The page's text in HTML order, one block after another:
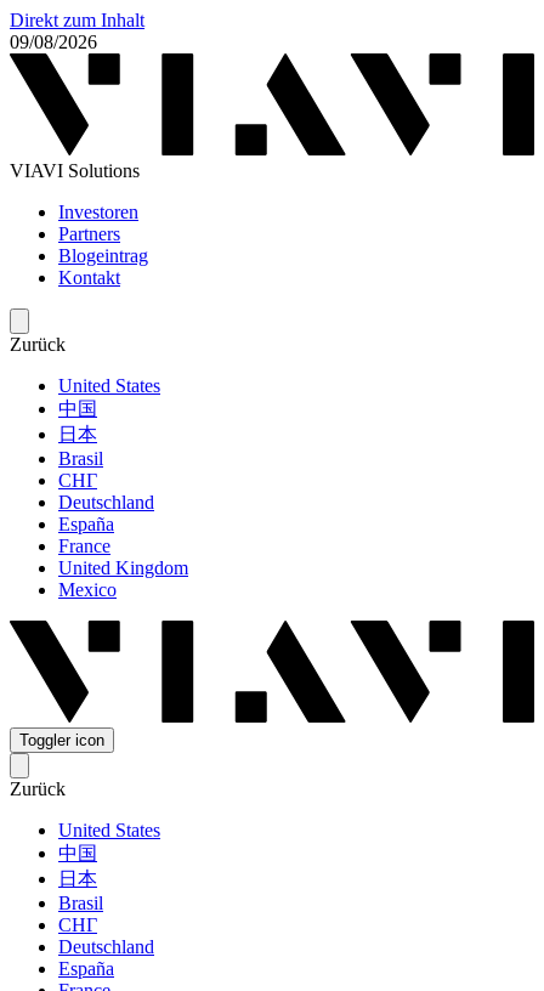
Direkt zum Inhalt
09/08/2026
VIAVI Solutions
Investoren
Partners
Blogeintrag
Kontakt
Zurück
United States
中国
日本
Brasil
СНГ
Deutschland
España
France
United Kingdom
Mexico
Toggler icon
Zurück
United States
中国
日本
Brasil
СНГ
Deutschland
España